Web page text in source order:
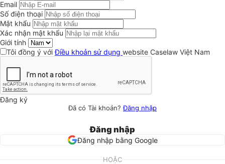
Email
Số điện thoại
Mật khẩu
Xác nhận mật khẩu
Giới tính
Tôi đồng ý vớiĐiều khoản sử dụng website Caselaw Việt Nam
Đăng ký
Đã có Tài khoản?Đăng nhập
Đăng nhập
Đăng nhập bằng Google
HOẶC